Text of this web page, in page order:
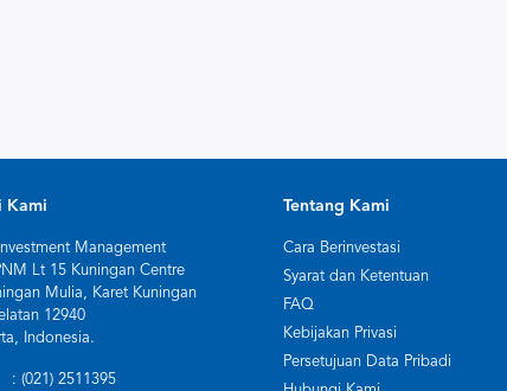
Kami
Management
Lt 15 Kuningan Centre
Mulia, Karet Kuningan
12940
Indonesia.
: (021) 2511395
Tentang Kami
Cara Berinvestasi
Syarat dan Ketentuan
FAQ
Kebijakan Privasi
Persetujuan Data Pribadi